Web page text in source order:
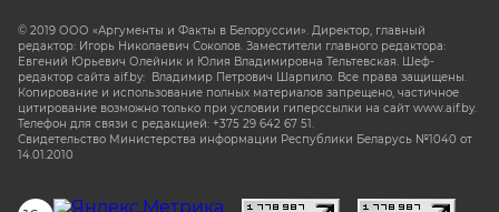
© 2019 ООО «Аргументы и Факты в Белоруссии». Директор, главный
редактор: Игорь Николаевич Соколов. Заместители главного редактора:
Евгений Юрьевич Олейник и Юлия Владимировна Тельтевская. Шеф-
редактор сайта aif.by: Владимир Петрович Шарпило. Все права защищены.
Копирование и использование полных материалов запрещено, частичное
цитирование возможно только при условии гиперссылки на сайт www.aif.by.
Телефон для связи с редакцией: +375 29 642 67 51.
Свидетельство Министерства информации Республики Беларусь №1040 от
14.01.2010